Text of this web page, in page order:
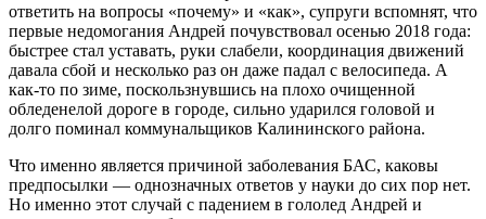
ответить на вопросы «почему» и «как», супруги вспомнят, что
первые недомогания Андрей почувствовал осенью 2018 года:
быстрее стал уставать, руки слабели, координация движений
давала сбой и несколько раз он даже падал с велосипеда. А
как-то по зиме, поскользнувшись на плохо очищенной
обледенелой дороге в городе, сильно ударился головой и
долго поминал коммунальщиков Калининского района.
Что именно является причиной заболевания БАС, каковы
предпосылки — однозначных ответов у науки до сих пор нет.
Но именно этот случай с падением в гололед Андрей и